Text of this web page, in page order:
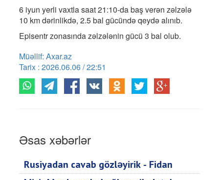
6 iyun yerli vaxtla saat 21:10-da baş verən zəlzələ
10 km dərinlikdə, 2.5 bal gücündə qeydə alınıb.
Episentr zonasında zəlzələnin gücü 3 bal olub.
Müəllif: Axar.az
Tarix : 2026.06.06 / 22:51
Əsas xəbərlər
Rusiyadan cavab gözləyirik - Fidan